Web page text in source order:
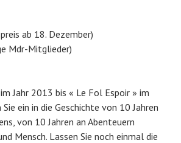
ab 18. Dezember)
Mdr-Mitglieder)
Jahr 2013 bis « Le Fol Espoir » im
ein in die Geschichte von 10 Jahren
von 10 Jahren an Abenteuern
Mensch. Lassen Sie noch einmal die